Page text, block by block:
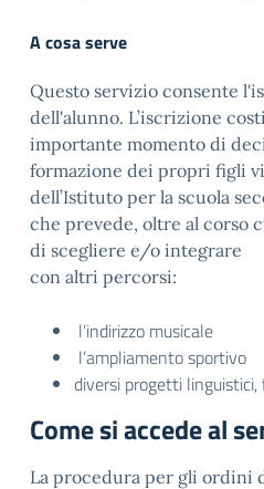
A cosa serve
Questo servizio consente
dell'alunno. L’iscrizione
importante momento di
formazione dei propri figli
dell’Istituto per la scuola
che prevede, oltre al corso
di scegliere e/o integrare
con altri percorsi:
l’indirizzo musicale
l’ampliamento sportivo
diversi progetti
Come si accede al
La procedura per gli ordini